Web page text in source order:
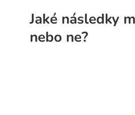
Jaké následky
nebo ne?